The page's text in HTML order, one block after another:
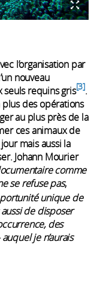
l’organisation par
nouveau
seuls requins gris 3 .
des opérations
au plus près de la
ces animaux de
mais aussi la
Johann Mourier
comme
is external)
se refuse pas,
unique de
de disposer
des
je n’aurais